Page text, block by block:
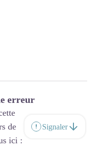
erreur
de
ici :
Signaler